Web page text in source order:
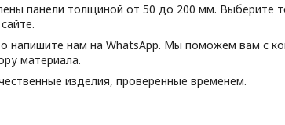
панели толщиной от 50 до 200 мм. Выберите
напишите нам на WhatsApp. Мы поможем вам с
материала.
изделия, проверенные временем.